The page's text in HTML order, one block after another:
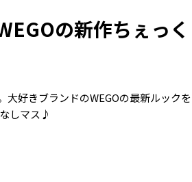
の新作ちぇっく
好きブランドのWEGOの最新ルック
しマス♪